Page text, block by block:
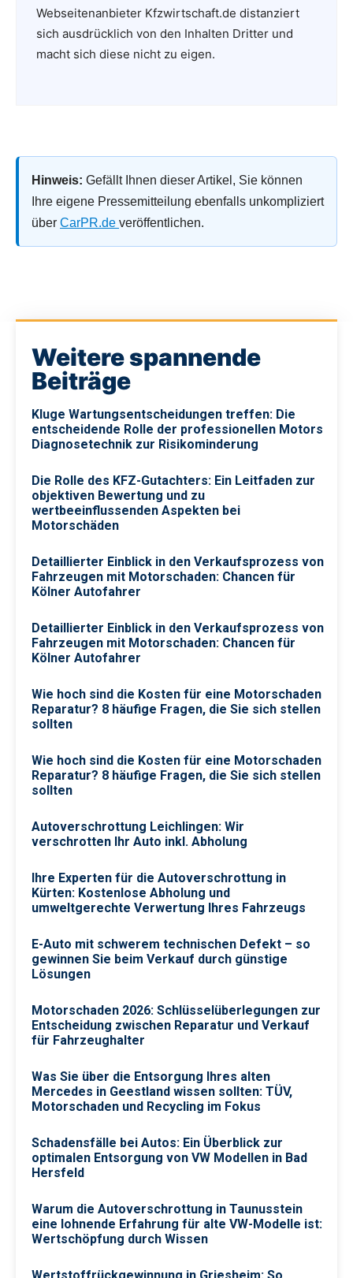
Webseitenanbieter Kfzwirtschaft.de distanziert
sich ausdrücklich von den Inhalten Dritter und
macht sich diese nicht zu eigen.
Hinweis: Gefällt Ihnen dieser Artikel, Sie können
Ihre eigene Pressemitteilung ebenfalls unkompliziert
über CarPR.de veröffentlichen.
Weitere spannende
Beiträge
Kluge Wartungsentscheidungen treffen: Die
entscheidende Rolle der professionellen Motors
Diagnosetechnik zur Risikominderung
Die Rolle des KFZ-Gutachters: Ein Leitfaden zur
objektiven Bewertung und zu
wertbeeinflussenden Aspekten bei
Motorschäden
Detaillierter Einblick in den Verkaufsprozess von
Fahrzeugen mit Motorschaden: Chancen für
Kölner Autofahrer
Detaillierter Einblick in den Verkaufsprozess von
Fahrzeugen mit Motorschaden: Chancen für
Kölner Autofahrer
Wie hoch sind die Kosten für eine Motorschaden
Reparatur? 8 häufige Fragen, die Sie sich stellen
sollten
Wie hoch sind die Kosten für eine Motorschaden
Reparatur? 8 häufige Fragen, die Sie sich stellen
sollten
Autoverschrottung Leichlingen: Wir
verschrotten Ihr Auto inkl. Abholung
Ihre Experten für die Autoverschrottung in
Kürten: Kostenlose Abholung und
umweltgerechte Verwertung Ihres Fahrzeugs
E-Auto mit schwerem technischen Defekt – so
gewinnen Sie beim Verkauf durch günstige
Lösungen
Motorschaden 2026: Schlüsselüberlegungen zur
Entscheidung zwischen Reparatur und Verkauf
für Fahrzeughalter
Was Sie über die Entsorgung Ihres alten
Mercedes in Geestland wissen sollten: TÜV,
Motorschaden und Recycling im Fokus
Schadensfälle bei Autos: Ein Überblick zur
optimalen Entsorgung von VW Modellen in Bad
Hersfeld
Warum die Autoverschrottung in Taunusstein
eine lohnende Erfahrung für alte VW-Modelle ist:
Wertschöpfung durch Wissen
Wertstoffrückgewinnung in Griesheim: So